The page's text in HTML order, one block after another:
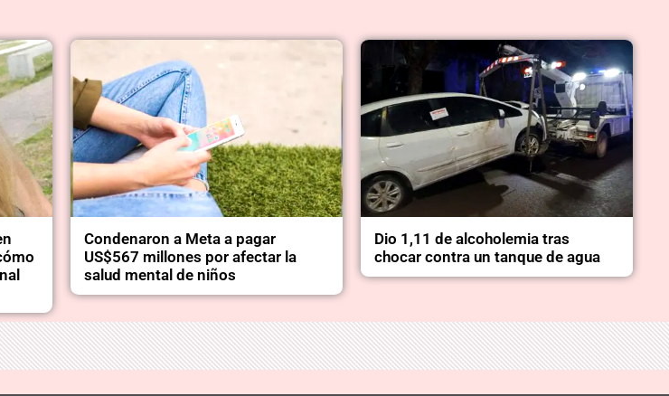
Condenaron a Meta a pagar
US$567 millones por afectar la
salud mental de niños
Dio 1,11 de alcoholemia tras
chocar contra un tanque de agua